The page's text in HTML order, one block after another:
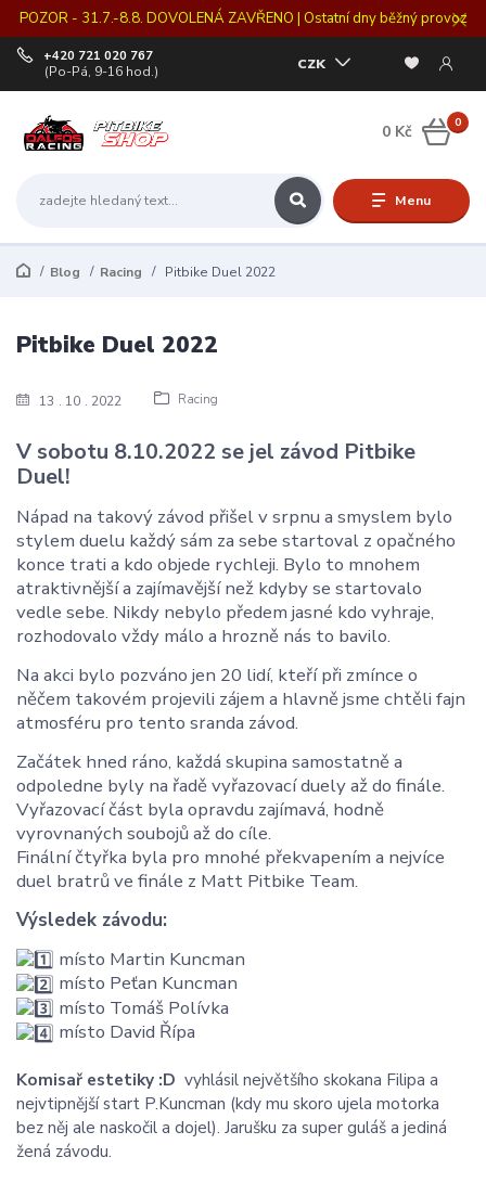
POZOR - 31.7.-8.8. DOVOLENÁ ZAVŘENO | Ostatní dny běžný provoz
Menu
CZK
+420 721 020 767
(Po-Pá, 9-16 hod.)
0
0 Kč
Blog Racing Pitbike Duel 2022
13 10 2022 Racing
Pitbike Duel 2022
V sobotu 8.10.2022 se jel závod Pitbike
Duel!
Nápad na takový závod přišel v srpnu a smyslem bylo
stylem duelu každý sám za sebe startoval z opačného
konce trati a kdo objede rychleji. Bylo to mnohem
atraktivnější a zajímavější než kdyby se startovalo
vedle sebe. Nikdy nebylo předem jasné kdo vyhraje,
rozhodovalo vždy málo a hrozně nás to bavilo.
Na akci bylo pozváno jen 20 lidí, kteří při zmínce o
něčem takovém projevili zájem a hlavně jsme chtěli fajn
atmosféru pro tento sranda závod.
Začátek hned ráno, každá skupina samostatně a
odpoledne byly na řadě vyřazovací duely až do finále.
Vyřazovací část byla opravdu zajímavá, hodně
vyrovnaných soubojů až do cíle.
Finální čtyřka byla pro mnohé překvapením a nejvíce
duel bratrů ve finále z Matt Pitbike Team.
Výsledek závodu:
místo Martin Kuncman
místo Peťan Kuncman
místo Tomáš Polívka
místo David Řípa
Komisař estetiky :D vyhlásil největšího skokana Filipa a
nejvtipnější start P.Kuncman (kdy mu skoro ujela motorka
bez něj ale naskočil a dojel). Jarušku za super guláš a jediná
žená závodu.